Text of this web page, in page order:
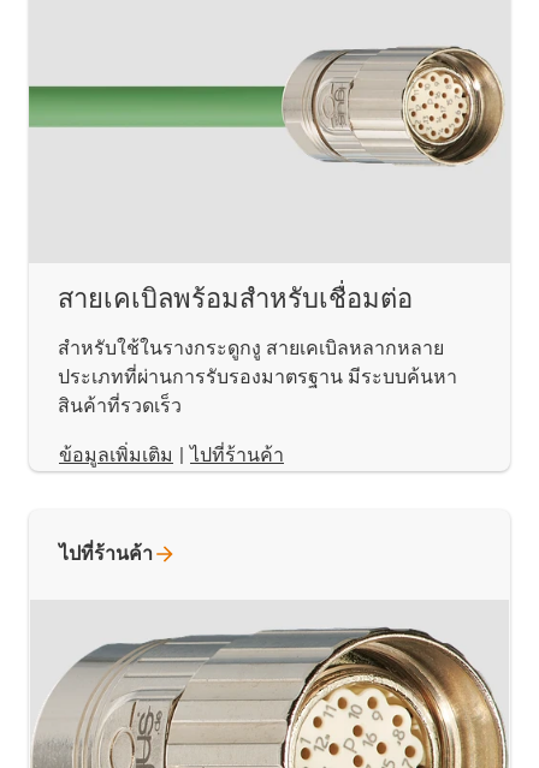
สายเคเบิลพร้อมสำหรับเชื่อมต่อ
สำหรับใช้ในรางกระดูกงู สายเคเบิลหลากหลาย
ประเภทที่ผ่านการรับรองมาตรฐาน มีระบบค้นหา
สินค้าที่รวดเร็ว
​​​​​​​ข้อมูลเพิ่มเติม ไปที่ร้านค้า
ไปที่ร้านค้า